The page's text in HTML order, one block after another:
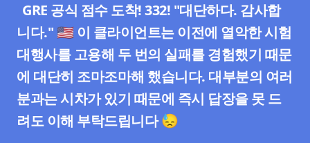
GRE 공식 점수 도착! 332! "대단하다. 감사합
니다." 🇺🇸 이 클라이언트는 이전에 열악한 시험
대행사를 고용해 두 번의 실패를 경험했기 때문
에 대단히 조마조마해 했습니다. 대부분의 여러
분과는 시차가 있기 때문에 즉시 답장을 못 드
려도 이해 부탁드립니다 😓